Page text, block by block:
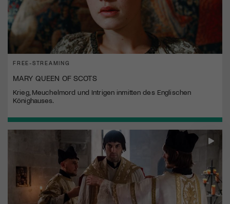
FREE-STREAMING
MARY QUEEN OF SCOTS
Krieg, Meuchelmord und Intrigen inmitten des Englischen
Könighauses.